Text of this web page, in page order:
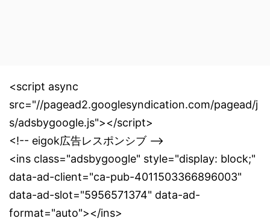
<script async
src="//pagead2.googlesyndication.com/pagead/j
s/adsbygoogle.js"></script>
<!-- eigok広告レスポンシブ -->
<ins class="adsbygoogle" style="display: block;"
data-ad-client="ca-pub-4011503366896003"
data-ad-slot="5956571374" data-ad-
format="auto"></ins>